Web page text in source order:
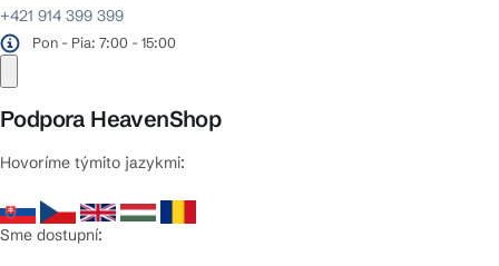
+421 914 399 399
Pon - Pia: 7:00 - 15:00
Podpora HeavenShop
Hovoríme týmito jazykmi:
Sme dostupní: